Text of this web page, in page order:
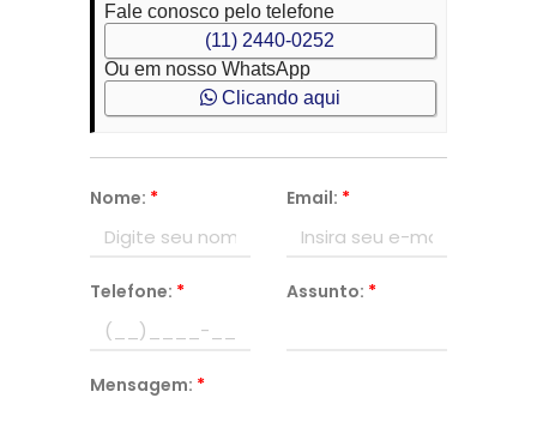
Fale conosco pelo telefone
(11) 2440-0252
Ou em nosso WhatsApp
Clicando aqui
Nome: * Email: *
Telefone: * Assunto: *
Mensagem: *